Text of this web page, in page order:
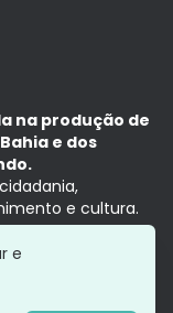
na produção de
e dos
e cultura.
presente,
e